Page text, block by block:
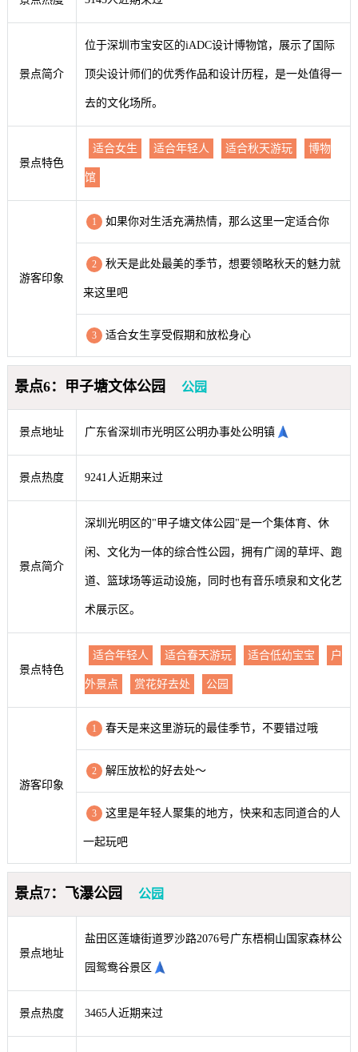
景点简介
位于深圳市宝安区的iADC设计博物馆，展示了国际
顶尖设计师们的优秀作品和设计历程，是一处值得一
去的文化场所。
景点特色
适合女生 适合年轻人 适合秋天游玩 博物
馆
游客印象
1 如果你对生活充满热情，那么这里一定适合你
2 秋天是此处最美的季节，想要领略秋天的魅力就
来这里吧
3 适合女生享受假期和放松身心
景点6：甲子塘文体公园 公园
景点地址 广东省深圳市光明区公明办事处公明镇
景点热度 9241人近期来过
景点简介
深圳光明区的"甲子塘文体公园"是一个集体育、休
闲、文化为一体的综合性公园，拥有广阔的草坪、跑
道、篮球场等运动设施，同时也有音乐喷泉和文化艺
术展示区。
景点特色
适合年轻人 适合春天游玩 适合低幼宝宝 户
外景点 赏花好去处 公园
游客印象
1 春天是来这里游玩的最佳季节，不要错过哦
2 解压放松的好去处～
3 这里是年轻人聚集的地方，快来和志同道合的人
一起玩吧
景点7：飞瀑公园 公园
景点地址
盐田区莲塘街道罗沙路2076号广东梧桐山国家森林公
园鸳鸯谷景区
景点热度 3465人近期来过